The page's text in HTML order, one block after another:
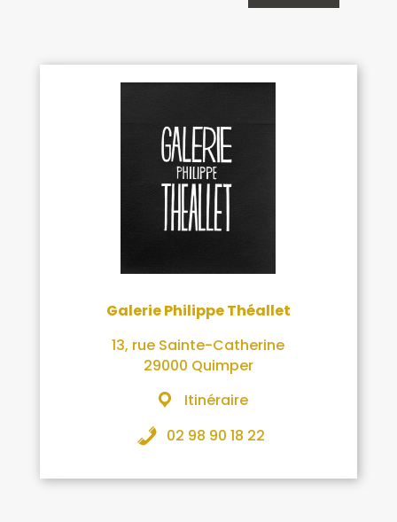
Galerie Philippe Théallet
13, rue Sainte-Catherine
29000 Quimper
Itinéraire
02 98 90 18 22